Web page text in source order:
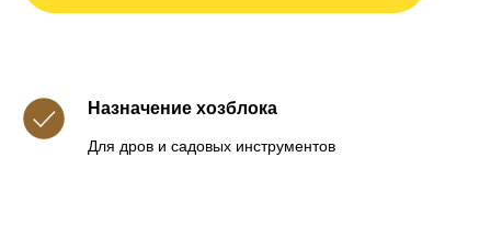
Назначение хозблока
Для дров и садовых инструментов